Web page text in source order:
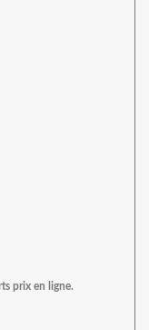
prix en ligne.